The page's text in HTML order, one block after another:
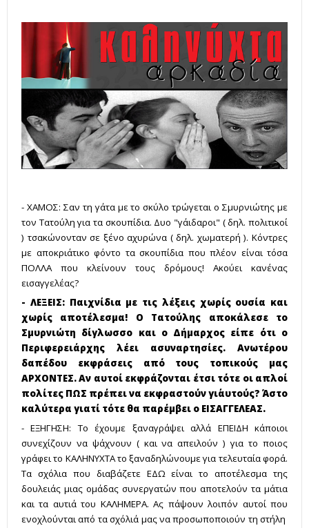
- ΧΑΜΟΣ: Σαν τη γάτα με το σκύλο τρώγεται ο Σμυρνιώτης με
τον Τατούλη για τα σκουπίδια. Δυο "γάιδαροι" ( δηλ. πολιτικοί
) τσακώνονταν σε ξένο αχυρώνα ( δηλ. χωματερή ). Κόντρες
με αποκριάτικο φόντο τα σκουπίδια που πλέον είναι τόσα
ΠΟΛΛΑ που κλείνουν τους δρόμους! Ακούει κανένας
εισαγγελέας?
- ΛΕΞΕΙΣ: Παιχνίδια με τις λέξεις χωρίς ουσία και
χωρίς αποτέλεσμα! Ο Τατούλης αποκάλεσε το
Σμυρνιώτη δίγλωσσο και ο Δήμαρχος είπε ότι ο
Περιφερειάρχης λέει ασυναρτησίες. Ανωτέρου
δαπέδου εκφράσεις από τους τοπικούς μας
ΑΡΧΟΝΤΕΣ. Αν αυτοί εκφράζονται έτσι τότε οι απλοί
πολίτες ΠΩΣ πρέπει να εκφραστούν γι΄αυτούς? Άστο
καλύτερα γιατί τότε θα παρέμβει ο ΕΙΣΑΓΓΕΛΕΑΣ.
- ΕΞΗΓΗΣΗ: Το έχουμε ξαναγράψει αλλά ΕΠΕΙΔΗ κάποιοι
συνεχίζουν να ψάχνουν ( και να απειλούν ) για το ποιος
γράφει το ΚΑΛΗΝΥΧΤΑ το ξαναδηλώνουμε για τελευταία φορά.
Τα σχόλια που διαβάζετε ΕΔΩ είναι το αποτέλεσμα της
δουλειάς μιας ομάδας συνεργατών που αποτελούν τα μάτια
και τα αυτιά του ΚΑΛΗΜΕΡΑ. Ας πάψουν λοιπόν αυτοί που
ενοχλούνται από τα σχόλιά μας να προσωποποιούν τη στήλη